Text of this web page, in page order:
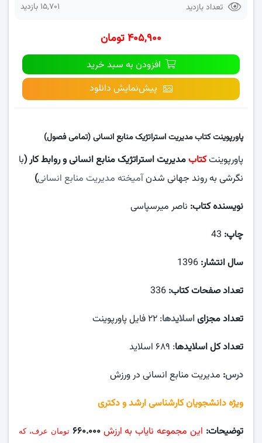
تعداد بازدید 15,701 بازدید
۴۰۵,۹۰۰ تومان
افزودن به سبد خرید
پیش‌نمایش دانلود
پاورپوینت کتاب مدیریت استراتژیک منابع انسانی (تمامی فصول)
پاورپوینتکتابمدیریت استراتژیک منابع انسانی و روابط کار (با
نگرشی به روند جهانی شدنآمیخته مدیریت منابع انسانی)
نویسنده کتاب: ناصر میرسپاسی
چاپ:
سال انتشار:
تعداد صفحات کتاب:
تعداد مجزایاسلایدها: ۲۲ فایل پاورپوینت
تعداد کل اسلایدها: ۶۸۹ اسلاید
درس: مدیریت منابع انسانی در ورزش
ویژه دانشجویان کارشناسی ارشد و دکتری
توضیحات: این مجموعه نایاب به ارزش۶۶۰.۰۰۰ تومان عرف، که